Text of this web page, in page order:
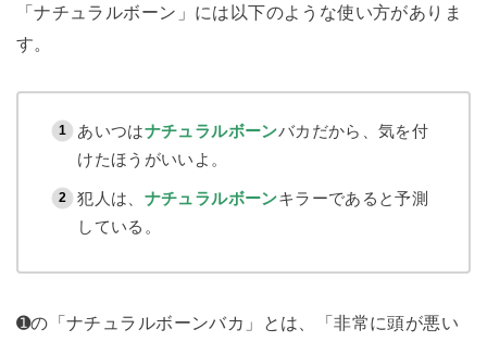
「ナチュラルボーン」には以下のような使い方がありま
す。
あいつはナチュラルボーンバカだから、気を付
けたほうがいいよ。
犯人は、 ナチュラルボーンキラーであると予測
している。
➊の「ナチュラルボーンバカ」とは、「非常に頭が悪い